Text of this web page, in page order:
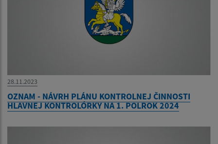
28.11.2023
OZNAM - NÁVRH PLÁNU KONTROLNEJ ČINNOSTI
HLAVNEJ KONTROLÓRKY NA 1. POLROK 2024